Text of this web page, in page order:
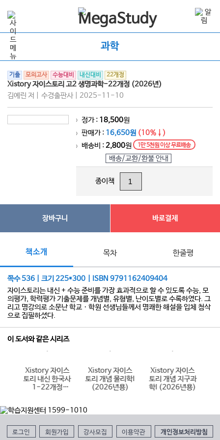
과학
기출 모의고사 수능대비 내신대비 22개정
Xistory 자이스토리 고2 생명과학-22개정 (2026년)
김예린 저 | 수경출판사 | 2025-11-10
> 정가 : 18,500원
> 판매가 : 16,650원 (10%↓)
> 배송비 :2,800원 1만 5천원 이상 무료배송
배송/교환/환불 안내
종이책
장바구니 바로결제
책소개 목차 한줄평
쪽수 536 | 크기 225*300 | ISBN 9791162409404
자이스토리는 내신 + 수능 준비를 가장 효과적으로 할 수 있도록 수능, 모
의평가, 학력평가 기출문제를 개념별, 유형별, 난이도별로 수록하였다. 그
리고 명강의로 소문난 학교ㆍ학원 선생님들께서 명쾌한 해설을 입체 첨삭
으로 집필하셨다.
이 도서와 같은 시리즈
Xistory 자이스
토리 내신 한국사
1-22개정
Xistory 자이스
토리 개념 물리학I
(2026년용)
Xistory 자이스
토리 개념 지구과
학I (2026년용)
로그인 회원가입 강사모집 이용약관 개인정보처리방침